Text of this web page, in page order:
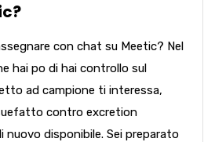
con chat su Meetic? Nel
hai po di hai controllo sul
ad campione ti interessa,
contro excretion
nuovo disponibile. Sei preparato